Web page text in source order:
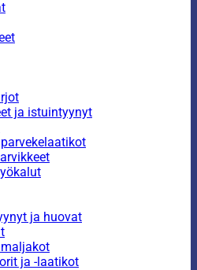
ja istuintyynyt
ja huovat
ja -laatikot